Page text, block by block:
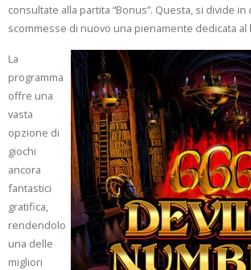
consultate alla partita “Bonus”. Questa, si divide
scommesse di nuovo una pienamente dedicata al
La
programma
offre una
vasta
opzione di
giochi
ancora
fantastici
gratifica,
rendendolo
una delle
migliori